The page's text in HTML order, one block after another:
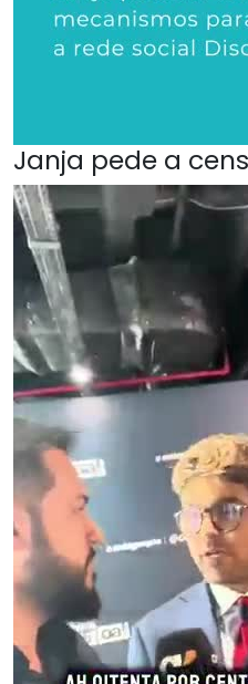
Janja pede a